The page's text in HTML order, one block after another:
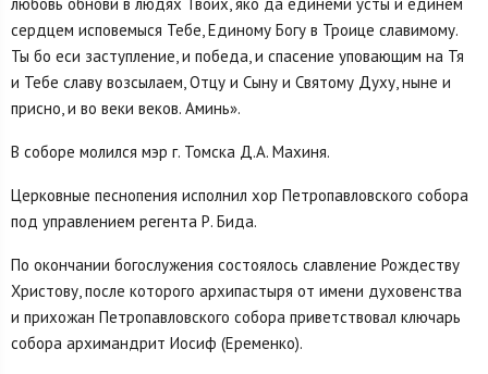
сердцем исповемыся Тебе, Единому Богу в Троице славимому.
Ты бо еси заступление, и победа, и спасение уповающим на Тя
и Тебе славу возсылаем, Отцу и Сыну и Святому Духу, ныне и
присно, и во веки веков. Аминь».
В соборе молился мэр г. Томска Д.А. Махиня.
Церковные песнопения исполнил хор Петропавловского собора
под управлением регента Р. Бида.
По окончании богослужения состоялось славление Рождеству
Христову, после которого архипастыря от имени духовенства
и прихожан Петропавловского собора приветствовал ключарь
собора архимандрит Иосиф (Еременко).